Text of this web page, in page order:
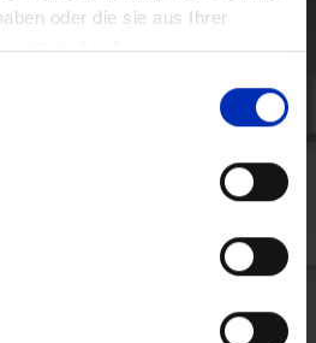
oder die sie aus Ihrer
haben.